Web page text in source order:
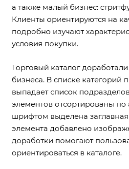
а также малый бизнес:
Клиенты ориентируются на
подробно изучают
условия покупки.
Торговый каталог
бизнеса. В списке категорий
выпадает список
элементов отсортированы
шрифтом выделена
элемента добавлено
доработки помогают
ориентироваться в каталоге.